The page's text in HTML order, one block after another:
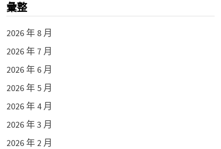
彙整
2026 年 8 月
2026 年 7 月
2026 年 6 月
2026 年 5 月
2026 年 4 月
2026 年 3 月
2026 年 2 月